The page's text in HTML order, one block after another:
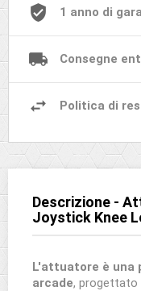
1 anno di
Consegne
Politica di
Descrizione -
Joystick Knee
L'attuatore è una
arcade, progettato